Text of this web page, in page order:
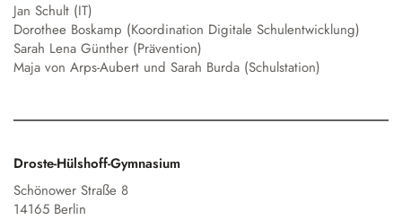
Jan Schult (IT)
Dorothee Boskamp (Koordination Digitale Schulentwicklung)
Sarah Lena Günther (Prävention)
Maja von Arps-Aubert und Sarah Burda (Schulstation)
Droste-Hülshoff-Gymnasium
Schönower Straße 8
14165 Berlin